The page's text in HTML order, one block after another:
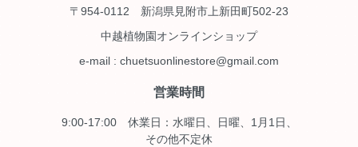
〒954-0112 新潟県見附市上新田町502-23
中越植物園オンラインショップ
e-mail : chuetsuonlinestore@gmail.com
営業時間
9:00-17:00 休業日：水曜日、日曜、1月1日、
その他不定休